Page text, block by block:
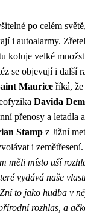
po celém
i autoalarmy.
koluje velké
se objevují i další
Maurice říká,
Davida
přenosy a letadla
Stamp z Jižní
i
měli místo uší
vydává naše
to jako hudba v
rozhlas, a